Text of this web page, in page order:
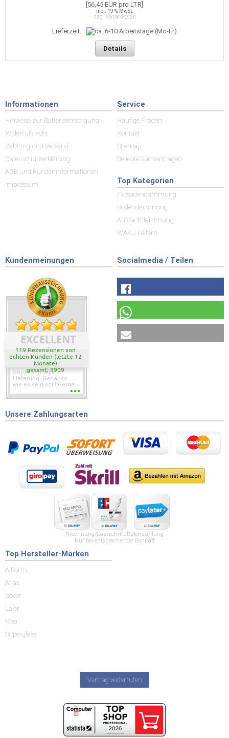
[56,45 EUR pro LTR]
incl. 19 % MwSt.
zzgl. Versandkosten
Lieferzeit:
Details
Informationen
Hinweise zur Batterieentsorgung
Widerrufsrecht
Zahlung und Versand
Datenschutzerklärung
AGB und Kundeninformationen
Impressum
Service
Häufige Fragen
Kontakt
Sitemap
Beliebte Suchanfragen
Top Kategorien
Fassadendämmung
Bodendämmung
Aufdachdämmung
WAKÜ Leitern
Kundenmeinungen
EXCELLENT
119 Rezensionen von
echten Kunden (letzte 12
Monate)
gesamt: 3909
Super schnelle
Lieferung. Genauso
wie es sein soll! Gerne
wieder wenn ich was
Socialmedia / Teilen
Unsere Zahlungsarten
*Rechnung/Lastschrift/Ratenzahlung
Nur bei entsprechender Bonität!
Top Hersteller-Marken
Allform
Atlas
Isover
Laier
Mea
Superglass
Vertrag widerrufen